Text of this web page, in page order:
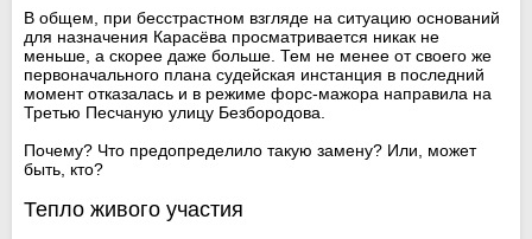
В общем, при бесстрастном взгляде на ситуацию оснований
для назначения Карасёва просматривается никак не
меньше, а скорее даже больше. Тем не менее от своего же
первоначального плана судейская инстанция в последний
момент отказалась и в режиме форс-мажора направила на
Третью Песчаную улицу Безбородова.
Почему? Что предопределило такую замену? Или, может
быть, кто?
Тепло живого участия